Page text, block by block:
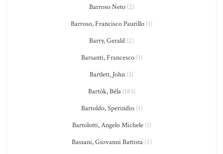
Barroso Neto(2)
Barroso, Francisco Paurillo (1)
Barry, Gerald (2)
Barsanti, Francesco(1)
Bartlett, John (3)
Bartók, Béla(183)
Bartoldo, Sperindio(1)
Bartolotti, Angelo Michele(1)
Bassani, Giovanni Battista(5)